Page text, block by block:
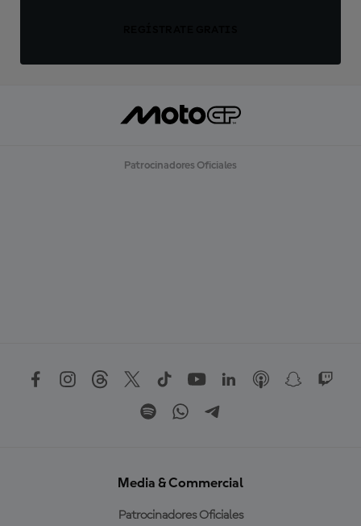
Patrocinadores Oficiales
Media & Commercial
Patrocinadores Oficiales